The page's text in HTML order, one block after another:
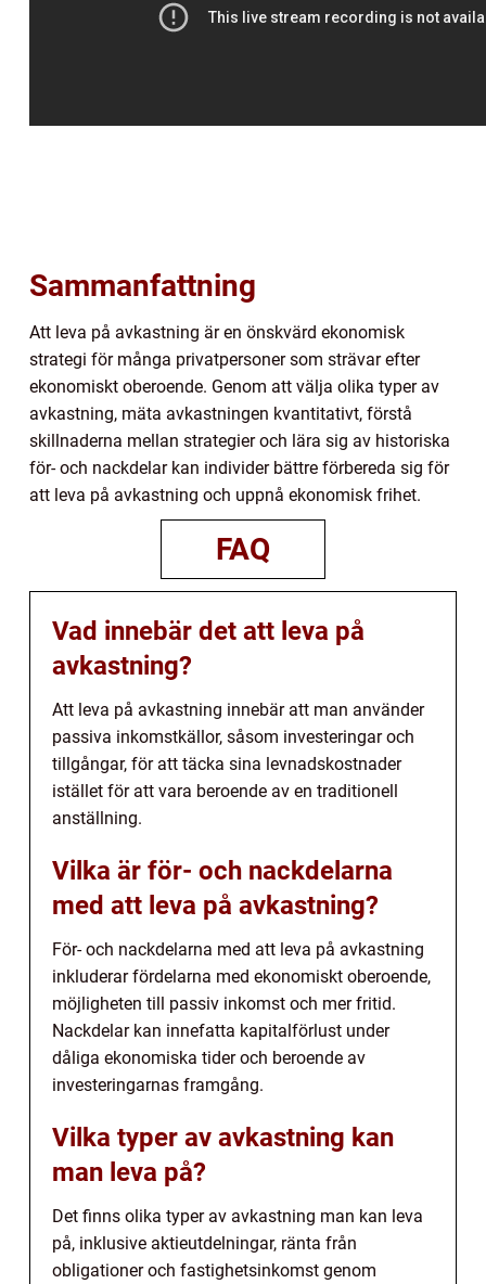
Sammanfattning
Att leva på avkastning är en önskvärd ekonomisk
strategi för många privatpersoner som strävar efter
ekonomiskt oberoende. Genom att välja olika typer av
avkastning, mäta avkastningen kvantitativt, förstå
skillnaderna mellan strategier och lära sig av historiska
för- och nackdelar kan individer bättre förbereda sig för
att leva på avkastning och uppnå ekonomisk frihet.
FAQ
Vad innebär det att leva på
avkastning?
Att leva på avkastning innebär att man använder
passiva inkomstkällor, såsom investeringar och
tillgångar, för att täcka sina levnadskostnader
istället för att vara beroende av en traditionell
anställning.
Vilka är för- och nackdelarna
med att leva på avkastning?
För- och nackdelarna med att leva på avkastning
inkluderar fördelarna med ekonomiskt oberoende,
möjligheten till passiv inkomst och mer fritid.
Nackdelar kan innefatta kapitalförlust under
dåliga ekonomiska tider och beroende av
investeringarnas framgång.
Vilka typer av avkastning kan
man leva på?
Det finns olika typer av avkastning man kan leva
på, inklusive aktieutdelningar, ränta från
obligationer och fastighetsinkomst genom